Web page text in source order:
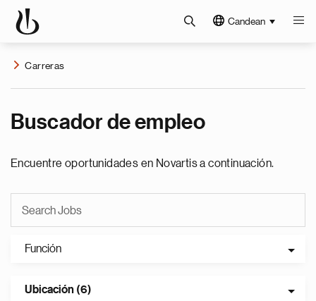
Candean
Carreras
Buscador de empleo
Encuentre oportunidades en Novartis a continuación.
Función
Ubicación (6)